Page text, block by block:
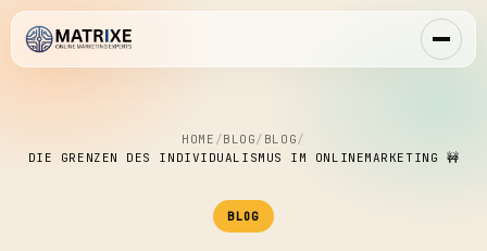
HOME /BLOG/ BLOG/
DIE GRENZEN DES INDIVIDUALISMUS IM ONLINEMARKETING 🚧
BLOG